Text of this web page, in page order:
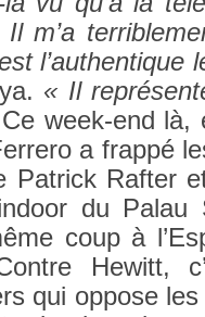
m’a
« Il
week-end là,
a frappé
Pat­rick Raft­er
du
coup à
Hewitt,
qui op­pose